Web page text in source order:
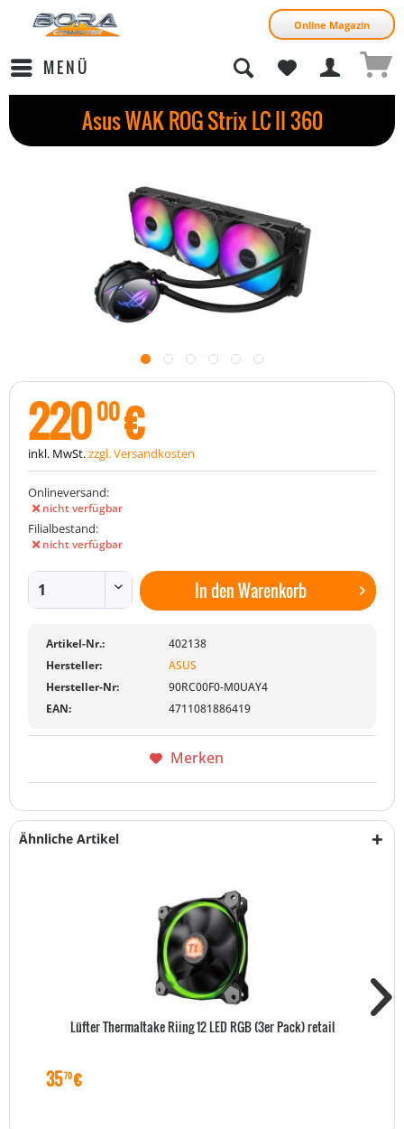
Online Magazin
MENÜ
Asus WAK ROG Strix LC II 360
22000€
inkl. MwSt.zzgl. Versandkosten
Onlineversand:
nicht verfügbar
Filialbestand:
nicht verfügbar
In denWarenkorb
Artikel-Nr.:
402138
Hersteller:
ASUS
Hersteller-Nr:
90RC00F0-M0UAY4
EAN:
4711081886419
Merken
Ähnliche Artikel
Lüfter Thermaltake Riing 12 LED RGB (3er Pack) retail
3570€